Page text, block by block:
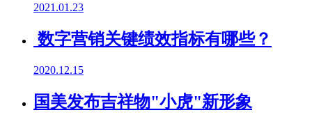
2021.01.23
数字营销关键绩效指标有哪些？
2020.12.15
国美发布吉祥物"小虎"新形象